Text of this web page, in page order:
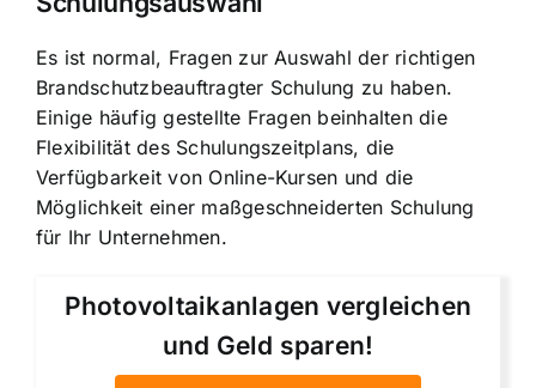
Es ist normal, Fragen zur Auswahl der richtigen
Brandschutzbeauftragter Schulung zu haben.
Einige häufig gestellte Fragen beinhalten die
Flexibilität des Schulungszeitplans, die
Verfügbarkeit von Online-Kursen und die
Möglichkeit einer maßgeschneiderten Schulung
für Ihr Unternehmen.
Photovoltaikanlagen vergleichen
und Geld sparen!